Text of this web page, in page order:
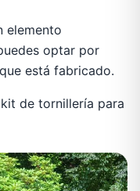
elemento
optar por
está fabricado.
de tornillería para